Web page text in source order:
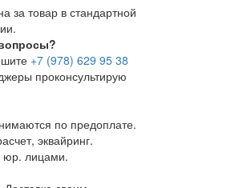
за товар в стандартной
+7 (978) 629 95 38
проконсультирую
по предоплате.
эквайринг.
юр. лицами.